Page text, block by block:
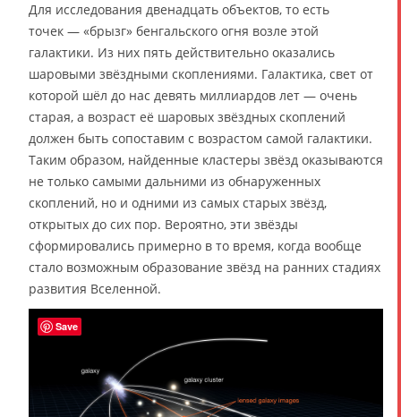
Для исследования двенадцать объектов, то есть
точек — «брызг» бенгальского огня возле этой
галактики. Из них пять действительно оказались
шаровыми звёздными скоплениями. Галактика, свет от
которой шёл до нас девять миллиардов лет — очень
старая, а возраст её шаровых звёздных скоплений
должен быть сопоставим с возрастом самой галактики.
Таким образом, найденные кластеры звёзд оказываются
не только самыми дальними из обнаруженных
скоплений, но и одними из самых старых звёзд,
открытых до сих пор. Вероятно, эти звёзды
сформировались примерно в то время, когда вообще
стало возможным образование звёзд на ранних стадиях
развития Вселенной.
Save